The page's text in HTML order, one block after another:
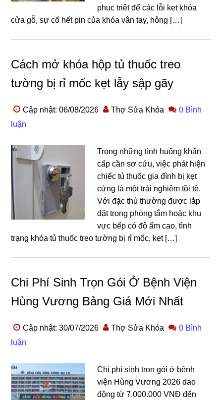
phục triệt để các lỗi kẹt khóa
cửa gỗ, sự cố hết pin của khóa vân tay, hỏng […]
Cách mở khóa hộp tủ thuốc treo
tường bị rỉ mốc kẹt lẫy sập gãy
Cập nhật: 06/08/2026 Thợ Sửa Khóa
0 Bình
luận
Trong những tình huống khẩn
cấp cần sơ cứu, việc phát hiện
chiếc tủ thuốc gia đình bị kẹt
cứng là một trải nghiệm tồi tệ.
Với đặc thù thường được lắp
đặt trong phòng tắm hoặc khu
vực bếp có độ ẩm cao, tình
trạng khóa tủ thuốc treo tường bị rỉ mốc, kẹt […]
Chi Phí Sinh Trọn Gói Ở Bệnh Viện
Hùng Vương Bảng Giá Mới Nhất
Cập nhật: 30/07/2026 Thợ Sửa Khóa
0 Bình
luận
Chi phí sinh trọn gói ở bệnh
viện Hùng Vương 2026 dao
động từ 7.000.000 VNĐ đến